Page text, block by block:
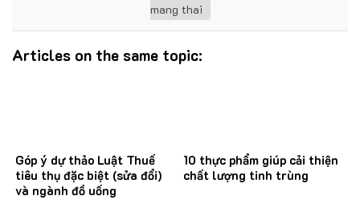
mang thai
Articles on the same topic:
Góp ý dự thảo Luật Thuế
tiêu thụ đặc biệt (sửa đổi)
và ngành đồ uống
10 thực phẩm giúp cải thiện
chất lượng tinh trùng